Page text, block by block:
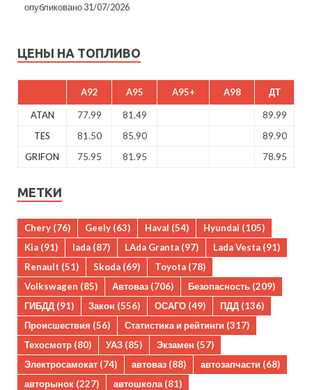
опубликовано 31/07/2026
ЦЕНЫ НА ТОПЛИВО
A92 A95 A95+ A98 ДТ
ATAN 77.99 81.49
89.99
TES
81.50 85.90
89.90
GRIFON
75.95 81.95 78.95
МЕТКИ
Chery (76) Geely (63) Haval (54) Hyundai (105)
Kia (91) lada (87) LAda Granta (97) Lada Vesta (91)
Renault (51) Skoda (69) Toyota (78)
Volkswagen (85) Автоваз (706) Безопасность (209)
ГИБДД (91) Закон (556) ОСАГО (49) ПДД (136)
Происшествия (56) Статистика и рейтинги (317)
Техосмотр (80) УАЗ (85) Экзамен (57)
Электросамокат (74) автоваз (88) автозапчасти (68)
авторынок (227) автошкола (81)